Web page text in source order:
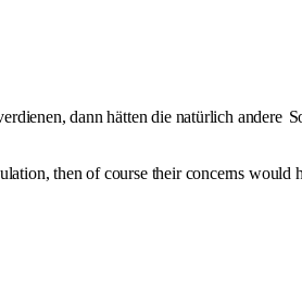
dann hätten die natürlich andere
then of course their concerns would